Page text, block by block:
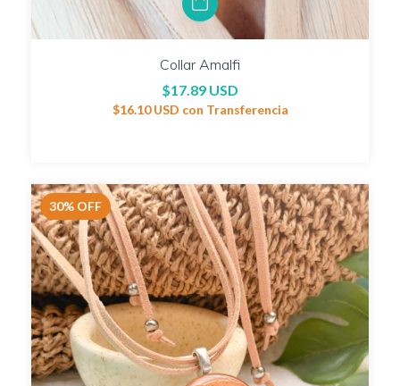
Collar Amalfi
$17.89 USD
$16.10 USD con Transferencia
30% OFF